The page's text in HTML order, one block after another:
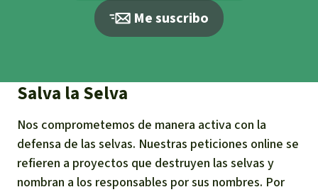
Me suscribo
Salva la Selva
Nos comprometemos de manera activa con la
defensa de las selvas. Nuestras peticiones online se
refieren a proyectos que destruyen las selvas y
nombran a los responsables por sus nombres. Por